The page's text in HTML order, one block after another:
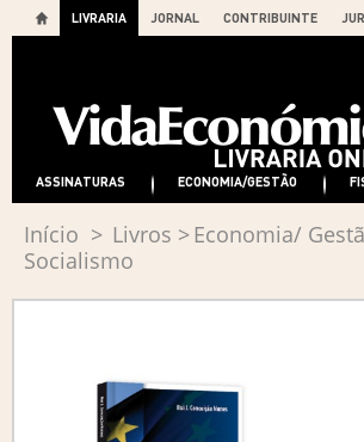
LIVRARIA JORNAL CONTRIBUINTE
ASSINATURAS ECONOMIA/GESTÃO
Início > Livros >Economia/
Socialismo